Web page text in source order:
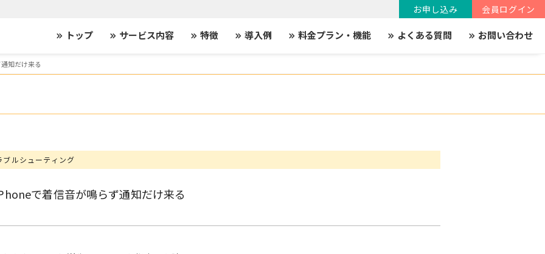
お申し込み 会員ログイン
keyboard_double_arrow_right トップ keyboard_double_arrow_right サービス内容 keyboard_double_arrow_right 特徴 keyboard_double_arrow_right 導入例 keyboard_double_arrow_right 料金プラン・機能 keyboard_double_arrow_right よくある質問 keyboard_double_arrow_right お問い合わせ
知だけ来る
ブルシューティング
で着信音が鳴らず通知だけ来る